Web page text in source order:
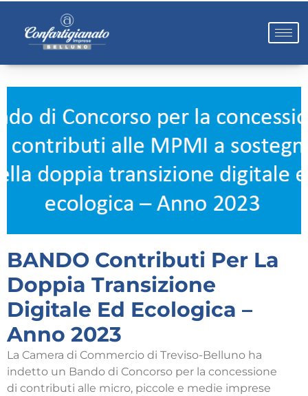
BANDO Contributi Per La
Doppia Transizione
Digitale Ed Ecologica –
Anno 2023
La Camera di Commercio di Treviso-Belluno ha
indetto un Bando di Concorso per la concessione
di contributi alle micro, piccole e medie imprese